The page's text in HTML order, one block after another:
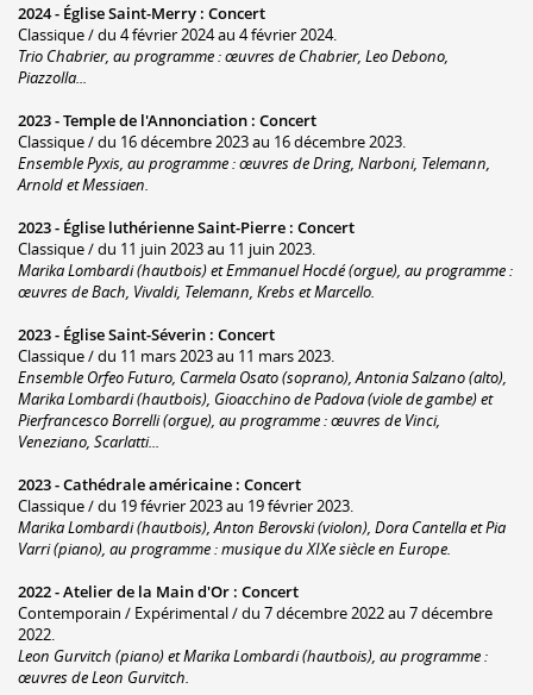
2024 - Église Saint-Merry : Concert
Classique / du 4 février 2024 au 4 février 2024.
Trio Chabrier, au programme : œuvres de Chabrier, Leo Debono,
Piazzolla...
2023 -Temple de l'Annonciation : Concert
Classique / du 16 décembre 2023 au 16 décembre 2023.
Ensemble Pyxis, au programme : œuvres de Dring, Narboni, Telemann,
Arnold et Messiaen.
2023 - Église luthérienne Saint-Pierre : Concert
Classique / du 11 juin 2023 au 11 juin 2023.
Marika Lombardi (hautbois) et Emmanuel Hocdé (orgue), au programme :
œuvres de Bach, Vivaldi, Telemann, Krebs et Marcello.
2023 - Église Saint-Séverin : Concert
Classique / du 11 mars 2023 au 11 mars 2023.
Ensemble Orfeo Futuro, Carmela Osato (soprano), Antonia Salzano (alto),
Marika Lombardi (hautbois), Gioacchino de Padova (viole de gambe) et
Pierfrancesco Borrelli (orgue), au programme : œuvres de Vinci,
Veneziano, Scarlatti...
2023 -Cathédrale américaine : Concert
Classique / du 19 février 2023 au 19 février 2023.
Marika Lombardi (hautbois), Anton Berovski (violon), Dora Cantella et Pia
Varri (piano), au programme : musique du XIXe siècle en Europe.
2022 -Atelier de la Main d'Or : Concert
Contemporain / Expérimental / du 7 décembre 2022 au 7 décembre
2022.
Leon Gurvitch (piano) et Marika Lombardi (hautbois), au programme :
œuvres de Leon Gurvitch.